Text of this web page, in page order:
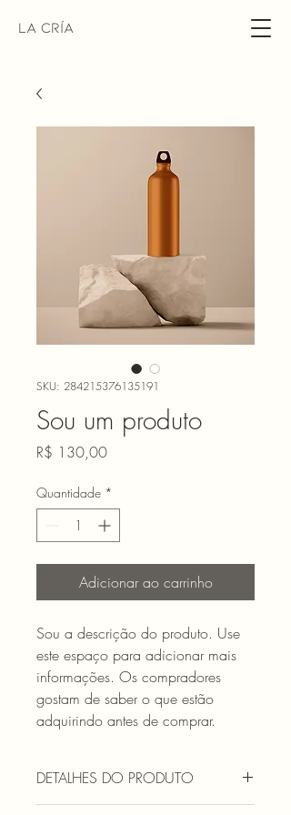
La Cría
SKU: 284215376135191
Sou um produto
R$ 130,00Preço
Quantidade *
Adicionar ao carrinho
Sou a descrição do produto. Use
este espaço para adicionar mais
informações. Os compradores
gostam de saber o que estão
adquirindo antes de comprar.
DETALHES DO PRODUTO